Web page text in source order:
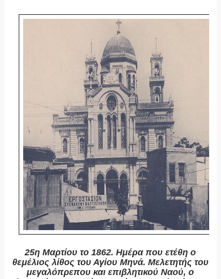
25η Μαρτίου το 1862. Ημέρα που ετέθη ο
θεμέλιος λίθος του Αγίου Μηνά. Μελετητής του
μεγαλόπρεπου και επιβλητικού Ναού, ο